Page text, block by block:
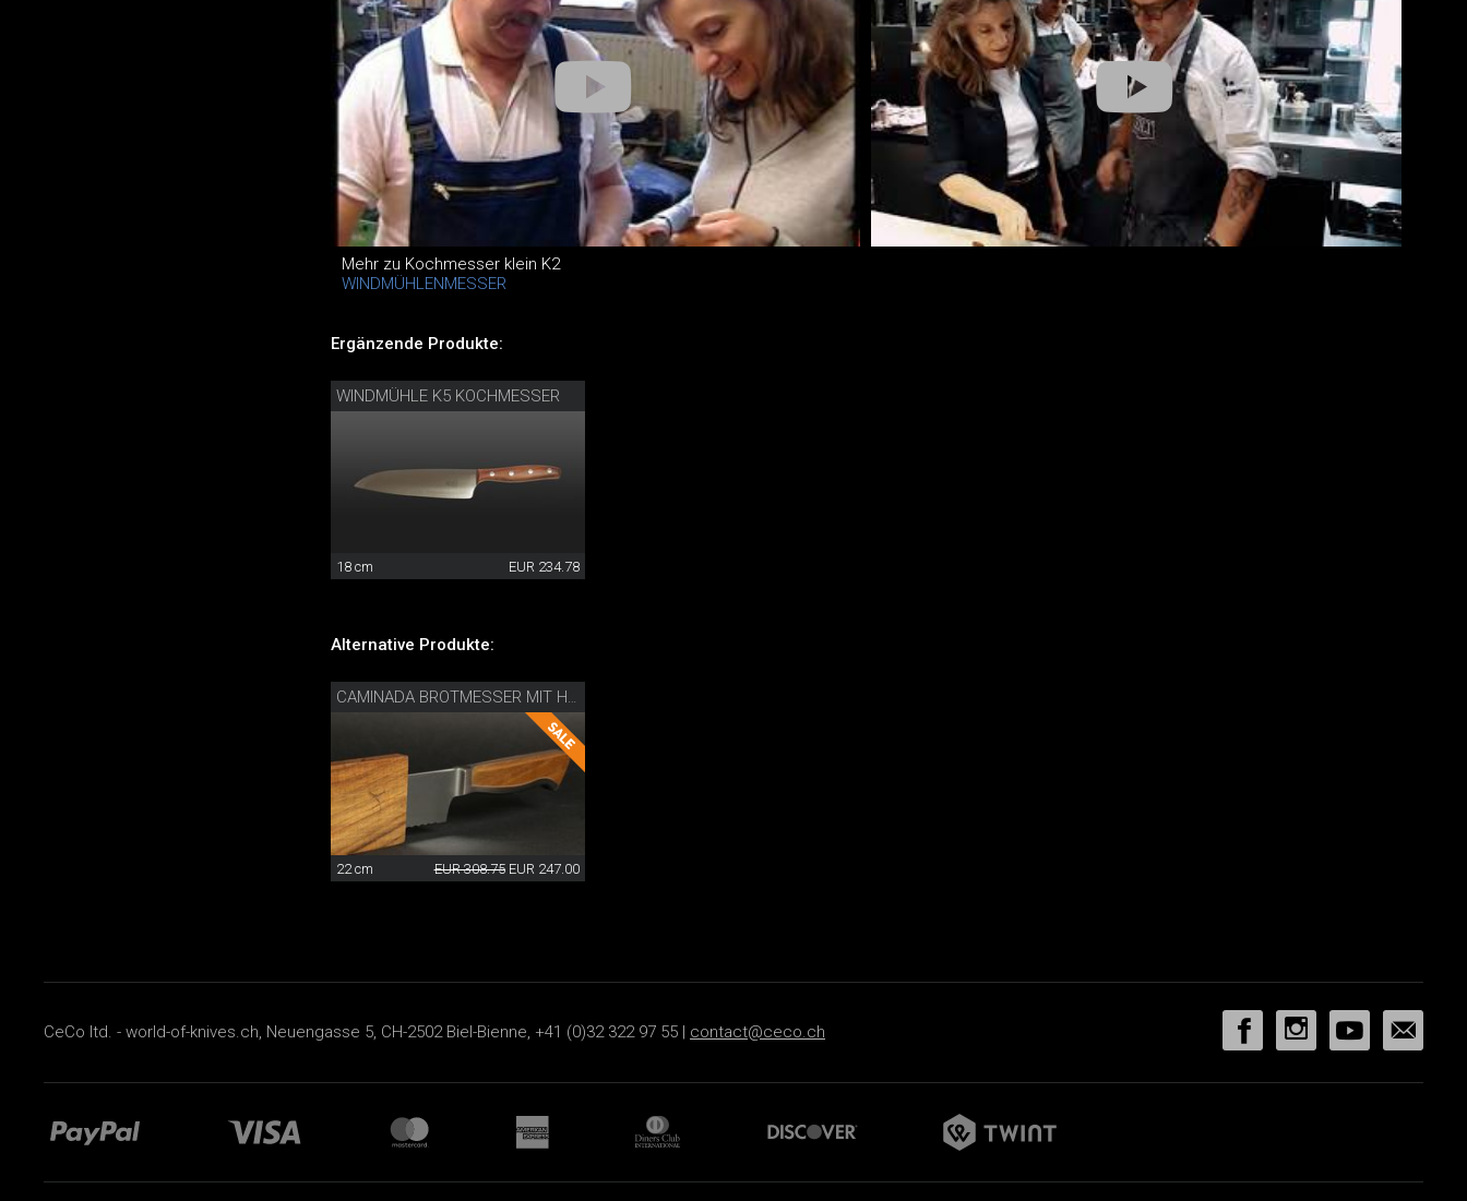
Mehr zu Kochmesser klein K2
WINDMÜHLENMESSER
Ergänzende Produkte:
WINDMÜHLE K5 KOCHMESSER
18 cm EUR 234.78
Alternative Produkte:
CAMINADA BROTMESSER MIT HOLZSCHEIDE
22 cm EUR 308.75 EUR 247.00
CeCo ltd. - world-of-knives.ch, Neuengasse 5, CH-2502 Biel-Bienne, +41 (0)32 322 97 55 | contact@ceco.ch